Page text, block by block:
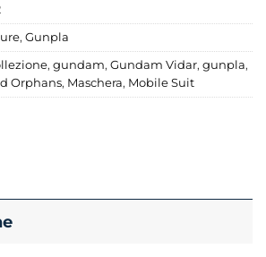
, Gunpla
, gundam, Gundam Vidar, gunpla,
Orphans, Maschera, Mobile Suit